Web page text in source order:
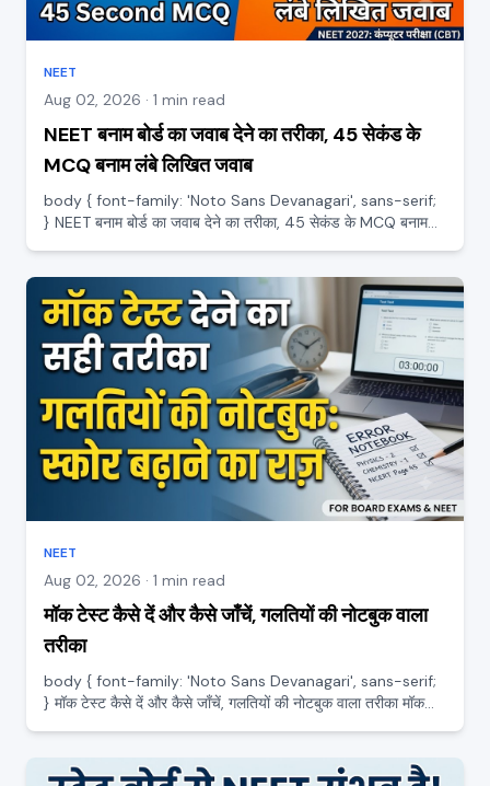
NEET
Aug 02, 2026 · 1 min read
NEET बनाम बोर्ड का जवाब देने का तरीका, 45 सेकंड के
MCQ बनाम लंबे लिखित जवाब
body { font-family: 'Noto Sans Devanagari', sans-serif;
} NEET बनाम बोर्ड का जवाब देने का तरीका, 45 सेकंड के MCQ बनाम
NEET
Aug 02, 2026 · 1 min read
मॉक टेस्ट कैसे दें और कैसे जाँचें, गलतियों की नोटबुक वाला
तरीका
body { font-family: 'Noto Sans Devanagari', sans-serif;
} मॉक टेस्ट कैसे दें और कैसे जाँचें, गलतियों की नोटबुक वाला तरीका मॉक